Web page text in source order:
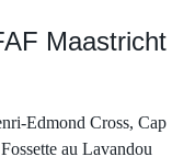
Maastricht